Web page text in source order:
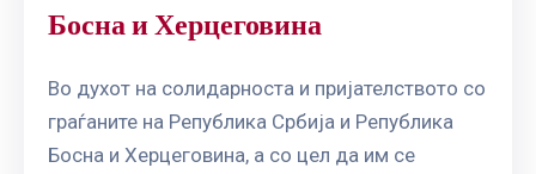
Босна и Херцеговина
Во духот на солидарноста и пријателството со
граѓаните на Република Србија и Република
Босна и Херцеговина, а со цел да им се